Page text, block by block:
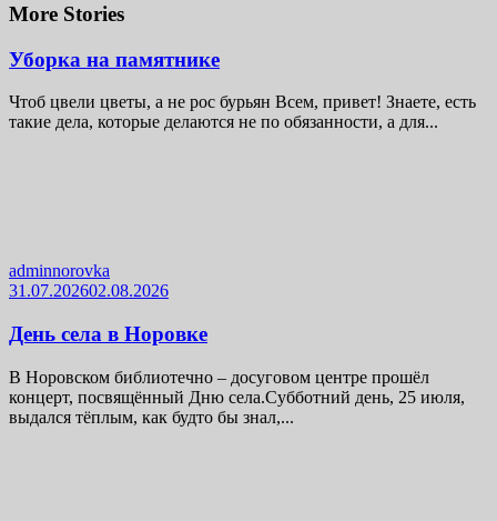
More Stories
Уборка на памятнике
Чтоб цвели цветы, а не рос бурьян Всем, привет! Знаете, есть
такие дела, которые делаются не по обязанности, а для...
adminnorovka
31.07.202602.08.2026
День села в Норовке
В Норовском библиотечно – досуговом центре прошёл
концерт, посвящённый Дню села.Субботний день, 25 июля,
выдался тёплым, как будто бы знал,...